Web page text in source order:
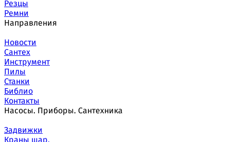
Резцы
Ремни
Направления
Новости
Сантех
Инструмент
Пилы
Станки
Библио
Контакты
Насосы. Приборы. Сантехника
Задвижки
Краны шар.